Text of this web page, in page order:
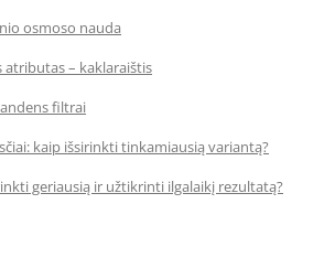
osmoso nauda
– kaklaraištis
filtrai
kaip išsirinkti tinkamiausią variantą?
geriausią ir užtikrinti ilgalaikį rezultatą?